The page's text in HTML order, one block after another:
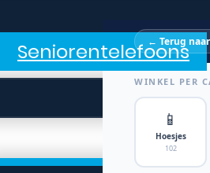
Seniorentelefoons
← Terug
WINKEL PER
📱
Hoesjes
102